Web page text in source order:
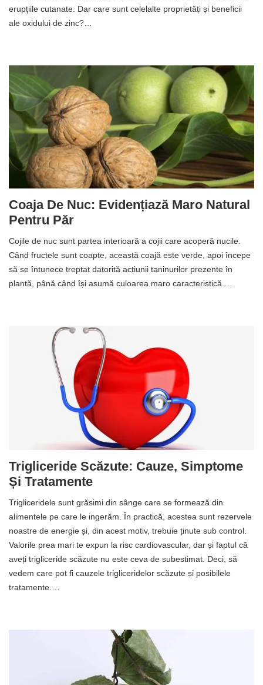
erupțiile cutanate. Dar care sunt celelalte proprietăți și beneficii
ale oxidului de zinc?…
Coaja De Nuc: Evidențiază Maro Natural
Pentru Păr
Cojile de nuc sunt partea interioară a cojii care acoperă nucile.
Când fructele sunt coapte, această coajă este verde, apoi începe
să se întunece treptat datorită acțiunii taninurilor prezente în
plantă, până când își asumă culoarea maro caracteristică.…
Trigliceride Scăzute: Cauze, Simptome
Și Tratamente
Trigliceridele sunt grăsimi din sânge care se formează din
alimentele pe care le ingerăm. În practică, acestea sunt rezervele
noastre de energie și, din acest motiv, trebuie ținute sub control.
Valorile prea mari te expun la risc cardiovascular, dar și faptul că
aveți trigliceride scăzute nu este ceva de subestimat. Deci, să
vedem care pot fi cauzele trigliceridelor scăzute și posibilele
tratamente.…